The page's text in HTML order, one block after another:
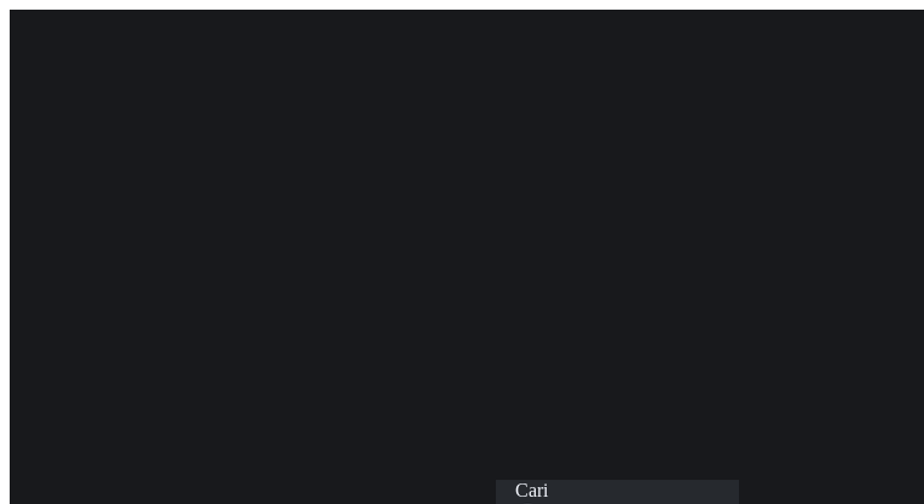
Cari